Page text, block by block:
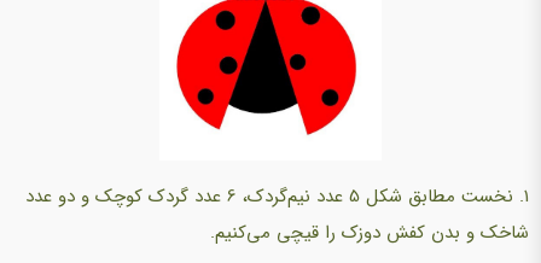
1. نخست مطابق شکل 5 عدد نیم‌گردک، 6 عدد گردک کوچک و دو عدد
شاخک و بدن کفش دوزک را قیچی می‌کنیم.